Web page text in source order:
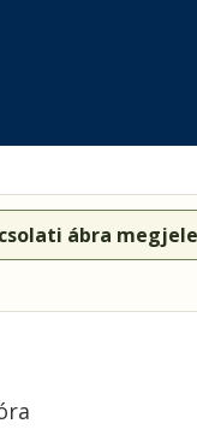
ábra